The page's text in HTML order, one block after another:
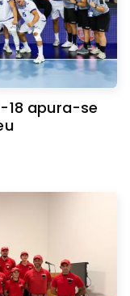
18 apura-se